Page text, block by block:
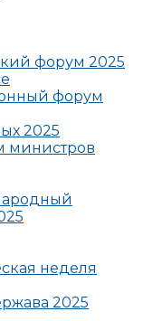
форум 2025
форум
2025
министров
неделя
2025